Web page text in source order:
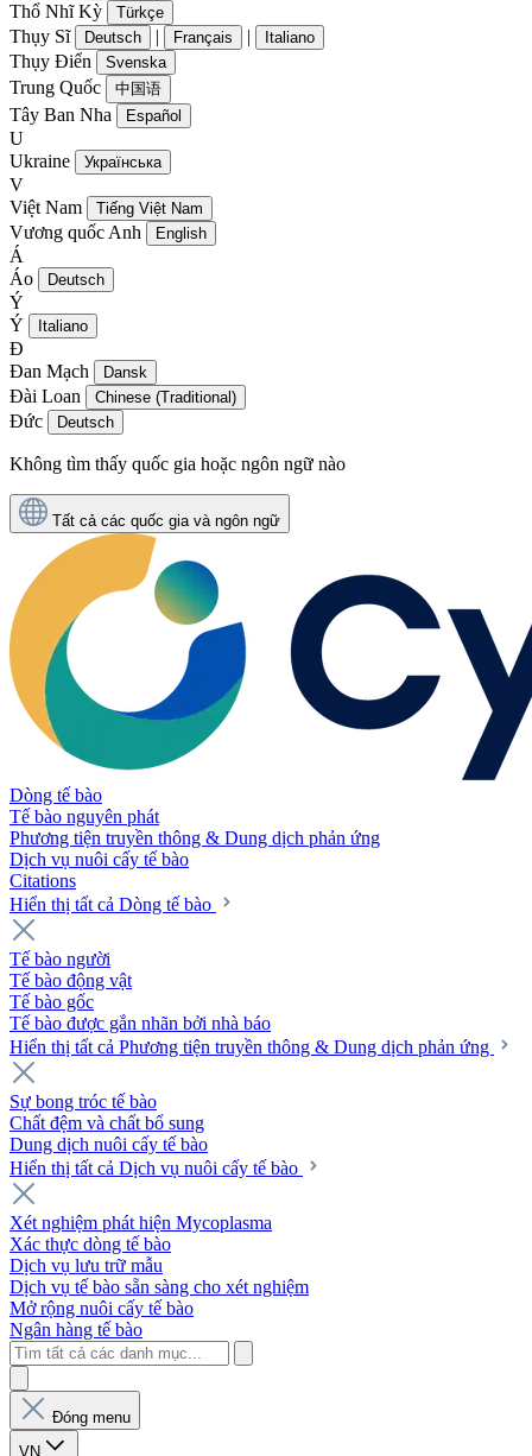
Thổ Nhĩ Kỳ Türkçe
Thụy Sĩ Deutsch | Français | Italiano
Thụy Điển Svenska
Trung Quốc 中国语
Tây Ban Nha Español
U
Ukraine
Українська
V
Việt Nam
Tiếng Việt Nam
Vương quốc Anh English
Á
Áo
Deutsch
Ý
Ý
Italiano
Đ
Đan Mạch
Dansk
Đài Loan Chinese (Traditional)
Đức Deutsch
Không tìm thấy quốc gia hoặc ngôn ngữ nào
Tất cả các quốc gia và ngôn ngữ
Dòng tế bào
Tế bào nguyên phát
Phương tiện truyền thông & Dung dịch phản ứng
Dịch vụ nuôi cấy tế bào
Citations
Hiển thị tất cả Dòng tế bào
Tế bào người
Tế bào động vật
Tế bào gốc
Tế bào được gắn nhãn bởi nhà báo
Hiển thị tất cả Phương tiện truyền thông & Dung dịch phản ứng
Sự bong tróc tế bào
Chất đệm và chất bổ sung
Dung dịch nuôi cấy tế bào
Hiển thị tất cả Dịch vụ nuôi cấy tế bào
Xét nghiệm phát hiện Mycoplasma
Xác thực dòng tế bào
Dịch vụ lưu trữ mẫu
Dịch vụ tế bào sẵn sàng cho xét nghiệm
Mở rộng nuôi cấy tế bào
Ngân hàng tế bào
Đóng menu
VN